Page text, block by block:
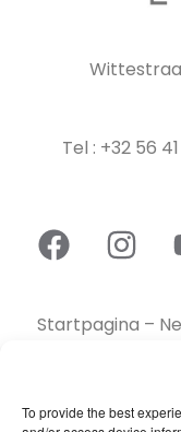
To provide the best
Tel : +32 56
Startpagina –
Collectie